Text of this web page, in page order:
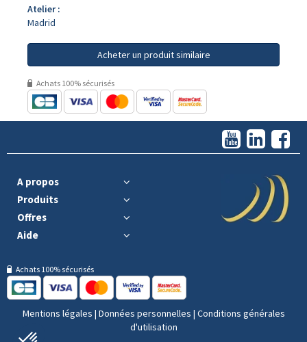
Atelier :
Madrid
Acheter un produit similaire
Achats 100% sécurisés
A propos
Produits
Offres
Aide
Achats 100% sécurisés
Mentions légales | Données personnelles | Conditions générales
d'utilisation